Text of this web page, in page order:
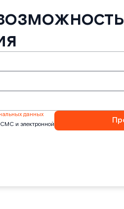
данных
СМС и электронной